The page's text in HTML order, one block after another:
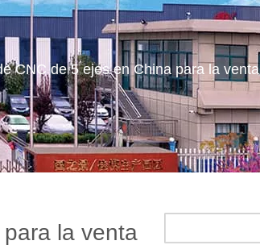
CNC de 5 ejes en China para la venta
la venta